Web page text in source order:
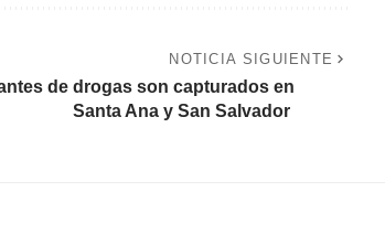
NOTICIA SIGUIENTE
de drogas son capturados en
Santa Ana y San Salvador